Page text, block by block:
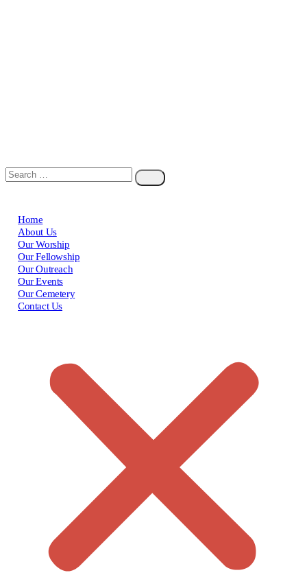
Home
About Us
Our Worship
Our Fellowship
Our Outreach
Our Events
Our Cemetery
Contact Us